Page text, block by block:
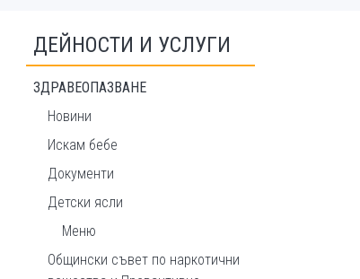
ДЕЙНОСТИ И УСЛУГИ
ЗДРАВЕОПАЗВАНЕ
Новини
Искам бебе
Документи
Детски ясли
Меню
Общински съвет по наркотични